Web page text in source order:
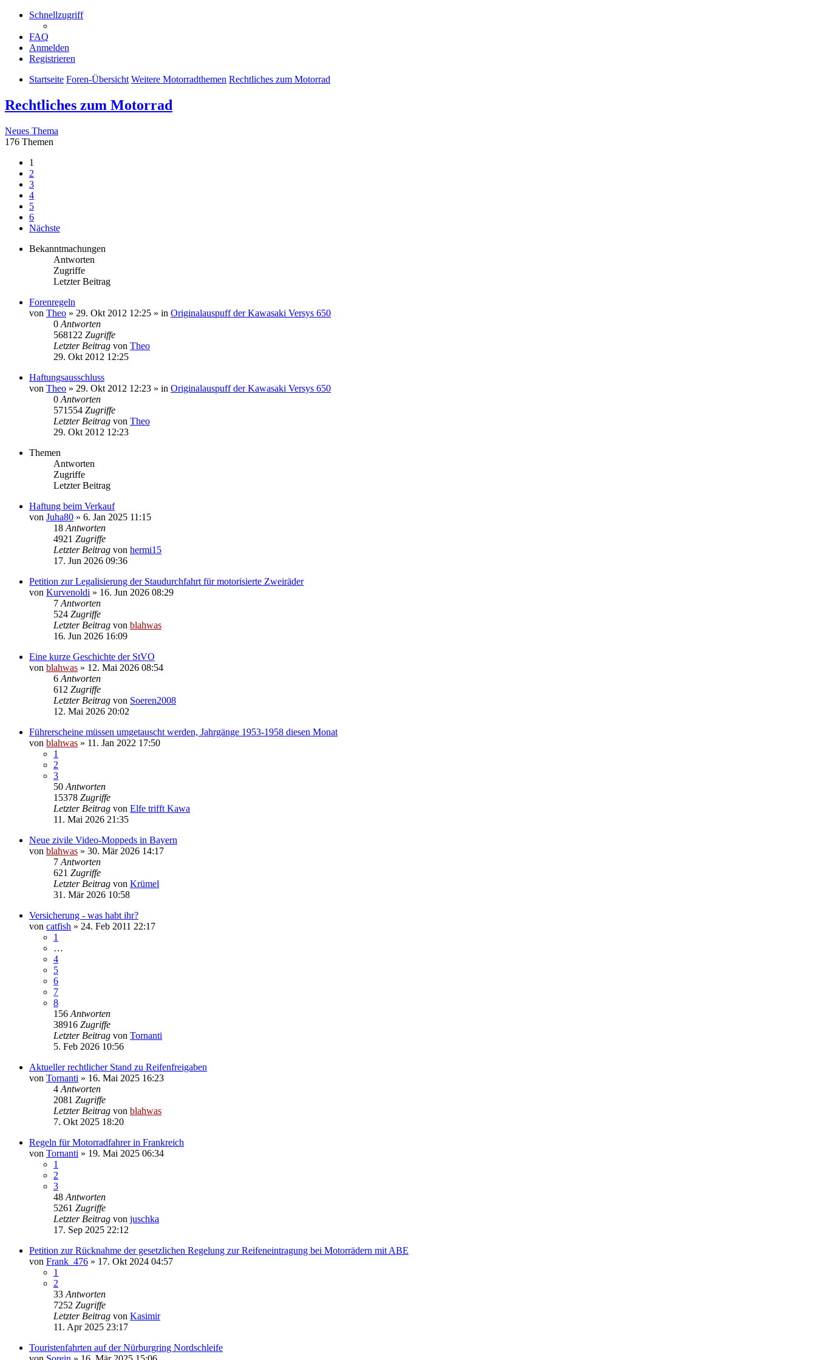
Schnellzugriff
FAQ
Anmelden
Registrieren
Startseite Foren-Übersicht Weitere Motorradthemen Rechtliches zum Motorrad
Rechtliches zum Motorrad
Neues Thema
176 Themen
1
2
3
4
5
6
Nächste
Bekanntmachungen
Antworten
Zugriffe
Letzter Beitrag
Forenregeln
von Theo » 29. Okt 2012 12:25 » in Originalauspuff der Kawasaki Versys 650
0 Antworten
568122 Zugriffe
Letzter Beitrag von Theo
29. Okt 2012 12:25
Haftungsausschluss
von Theo » 29. Okt 2012 12:23 » in Originalauspuff der Kawasaki Versys 650
0 Antworten
571554 Zugriffe
Letzter Beitrag von Theo
29. Okt 2012 12:23
Themen
Antworten
Zugriffe
Letzter Beitrag
Haftung beim Verkauf
von Juha80 » 6. Jan 2025 11:15
18 Antworten
4921 Zugriffe
Letzter Beitrag von hermi15
17. Jun 2026 09:36
Petition zur Legalisierung der Staudurchfahrt für motorisierte Zweiräder
von Kurvenoldi » 16. Jun 2026 08:29
7 Antworten
524 Zugriffe
Letzter Beitrag von blahwas
16. Jun 2026 16:09
Eine kurze Geschichte der StVO
von blahwas » 12. Mai 2026 08:54
6 Antworten
612 Zugriffe
Letzter Beitrag von Soeren2008
12. Mai 2026 20:02
Führerscheine müssen umgetauscht werden, Jahrgänge 1953-1958 diesen Monat
von blahwas » 11. Jan 2022 17:50
1
2
3
50 Antworten
15378 Zugriffe
Letzter Beitrag von Elfe trifft Kawa
11. Mai 2026 21:35
Neue zivile Video-Moppeds in Bayern
von blahwas » 30. Mär 2026 14:17
7 Antworten
621 Zugriffe
Letzter Beitrag von Krümel
31. Mär 2026 10:58
Versicherung - was habt ihr?
von catfish » 24. Feb 2011 22:17
1
…
4
5
6
7
8
156 Antworten
38916 Zugriffe
Letzter Beitrag von Tornanti
5. Feb 2026 10:56
Aktueller rechtlicher Stand zu Reifenfreigaben
von Tornanti » 16. Mai 2025 16:23
4 Antworten
2081 Zugriffe
Letzter Beitrag von blahwas
7. Okt 2025 18:20
Regeln für Motorradfahrer in Frankreich
von Tornanti » 19. Mai 2025 06:34
1
2
3
48 Antworten
5261 Zugriffe
Letzter Beitrag von juschka
17. Sep 2025 22:12
Petition zur Rücknahme der gesetzlichen Regelung zur Reifeneintragung bei Motorrädern mit ABE
von Frank_476 » 17. Okt 2024 04:57
1
2
33 Antworten
7252 Zugriffe
Letzter Beitrag von Kasimir
11. Apr 2025 23:17
Touristenfahrten auf der Nürburgring Nordschleife